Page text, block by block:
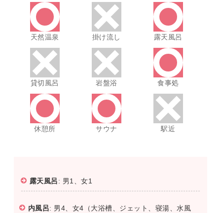
天然温泉 掛け流し 露天風呂
貸切風呂 岩盤浴 食事処
休憩所 サウナ 駅近
露天風呂: 男1、女1
内風呂: 男4、女4（大浴槽、ジェット、寝湯、水風